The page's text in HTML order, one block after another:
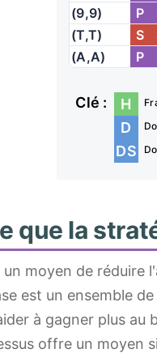
(9,9)
P
(T,T)
S
(A,A)
P
Clé : H
D
DS
que la
moyen de réduire
est un ensemble
à gagner plus au
offre un moyen